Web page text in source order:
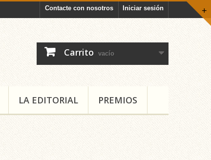
+
Iniciar sesión
Contacte con nosotros
Carrito vacío
LA EDITORIAL PREMIOS